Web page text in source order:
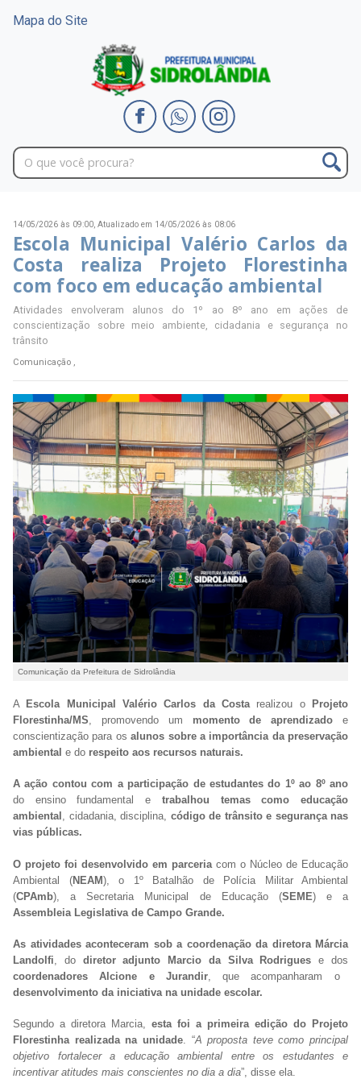
Mapa do Site
14/05/2026 às 09:00, Atualizado em 14/05/2026 às 08:06
Escola Municipal Valério Carlos da
Costa realiza Projeto Florestinha
com foco em educação ambiental
Atividades envolveram alunos do 1º ao 8º ano em ações de
conscientização sobre meio ambiente, cidadania e segurança no
trânsito
Comunicação ,
Comunicação da Prefeitura de Sidrolândia
A Escola Municipal Valério Carlos da Costarealizou o
Projeto
Florestinha/MS, promovendo um momento de aprendizado e
conscientização para osalunos sobre a importância da preservação
ambiental e do respeito aos recursos naturais.
A ação contou com a participação de estudantes do 1º ao 8º ano
do ensino fundamental e trabalhou temas como educação
ambiental , cidadania, disciplina, código de trânsito e segurança nas
vias públicas.
O projeto foi desenvolvido em parceria com o Núcleo de Educação
Ambiental (NEAM), o 1º Batalhão de Polícia Militar Ambiental
(CPAmb), a Secretaria Municipal de Educação (SEME) e a
Assembleia Legislativa de Campo Grande.
As atividades aconteceram sob a coordenação da diretora Márcia
Landolfi , do diretor adjunto Marcio da Silva Rodriguese dos
coordenadores Alcione e Jurandir, que acompanharam o
desenvolvimento da iniciativa na unidade escolar.
Segundo a diretora Marcia, esta foi a primeira edição do Projeto
Florestinha realizada na unidade. “A proposta teve como principal
objetivo fortalecer a educação ambiental entre os estudantes e
incentivar atitudes mais conscientes no dia a dia”, disse ela.